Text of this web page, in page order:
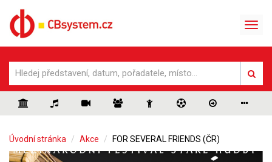
Úvodní stránka Akce FOR SEVERAL FRIENDS (ČR)